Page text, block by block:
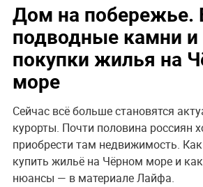
Дом на побережье.
подводные камни
покупки жилья на
море
Сейчас всё больше становятся
курорты. Почти половина россиян
приобрести там недвижимость.
купить жильё на Чёрном море и
нюансы — в материале Лайфа.